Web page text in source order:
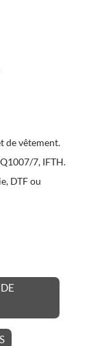
de vêtement.
7, IFTH.
DTF ou